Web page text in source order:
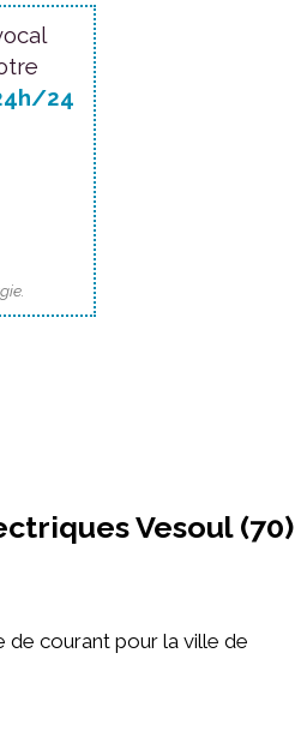
24
Vesoul (70)
de courant pour la ville de